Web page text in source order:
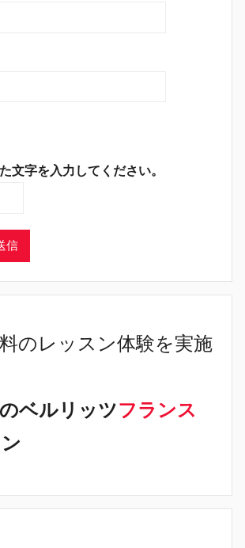
文字を入力してください。
のレッスン体験を実施
ベルリッツフランス